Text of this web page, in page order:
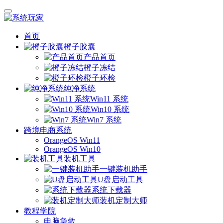
首页
橙子胶囊
产品首页
橙子冻结
橙子环检
纯净系统
Win11 系统
Win10 系统
Win7 系统
跨境电商系统
OrangeOS Win11
OrangeOS Win10
装机工具
一键装机助手
U盘启动工具
系统下载器
装机定制大师
教程学院
电脑急救